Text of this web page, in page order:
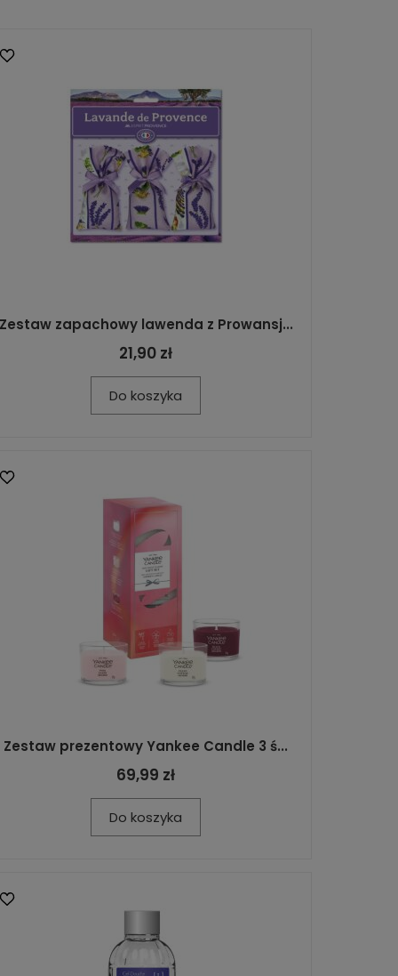
zapachowy lawenda z Prowansj...
21,90 zł
Do koszyka
Zestaw prezentowy Yankee Candle 3 ś...
69,99 zł
Do koszyka